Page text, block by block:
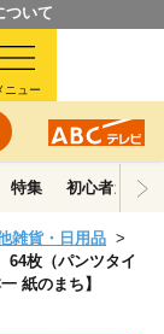
ついて
ニュー
特集 初心者ガイド
雑貨・日用品
枚（パンツタイ
紙のまち】